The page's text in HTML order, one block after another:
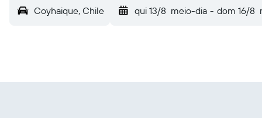
Coyhaique, Chile qui 13/8 meio-dia - dom 16/8